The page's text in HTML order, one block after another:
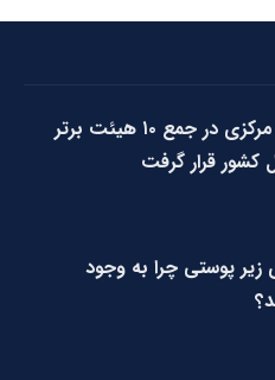
بیات: مرکزی در جمع ۱۰ هیئت برتر
کشور قرار گرفت
زیر پوستی چرا به وجود